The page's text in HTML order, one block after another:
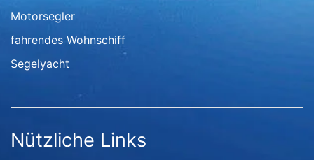
Motorsegler
fahrendes Wohnschiff
Segelyacht
Nützliche Links